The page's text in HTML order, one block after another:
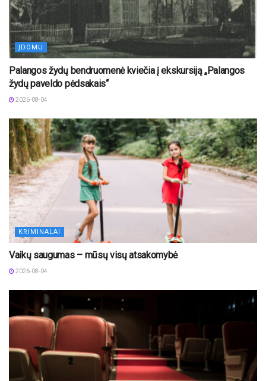
ĮDOMU
Palangos žydų bendruomenė kviečia į ekskursiją „Palangos
žydų paveldo pėdsakais“
2026-08-04
KRIMINALAI
Vaikų saugumas – mūsų visų atsakomybė
2026-08-04